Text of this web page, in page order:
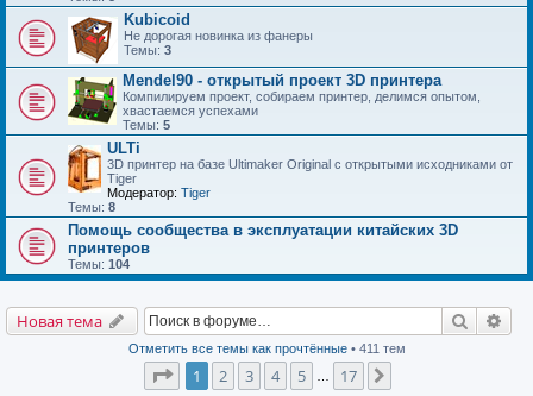
Kubicoid
Не дорогая новинка из фанеры
Темы: 3
Mendel90 - открытый проект 3D принтера
Компилируем проект, собираем принтер, делимся опытом,
хвастаемся успехами
Темы: 5
ULTi
3D принтер на базе Ultimaker Original с открытыми исходниками от
Tiger
Модератор: Tiger
Темы: 8
Помощь сообщества в эксплуатации китайских 3D
принтеров
Темы: 104
Новая тема Поиск
Отметить все темы как прочтённые• 411 тем
Страница1 из
1 2 3 4 5 17